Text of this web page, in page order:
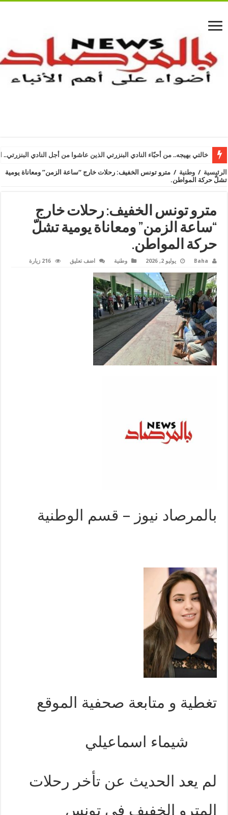
خالتي بهيجه.. من أحبّاء النادي البنزرتي الذين عاشوا من أجل النادي البنزرتي..
الرئيسية / وطنية / مترو تونس الخفيف: رحلات خارج “ساعة الزمن” ومعاناة يومية
تشلّ حركة المواطن.
مترو تونس الخفيف: رحلات خارج
“ساعة الزمن” ومعاناة يومية تشلّ
حركة المواطن.
Baha يوليو 2, 2026 وطنية اضف تعليق 216 زيارة
بالمرصاد نيوز – قسم الوطنية
تغطية و متابعة صحفية الموقع
شيماء اسماعيلي
لم يعد الحديث عن تأخر رحلات
المترو الخفيف في تونس